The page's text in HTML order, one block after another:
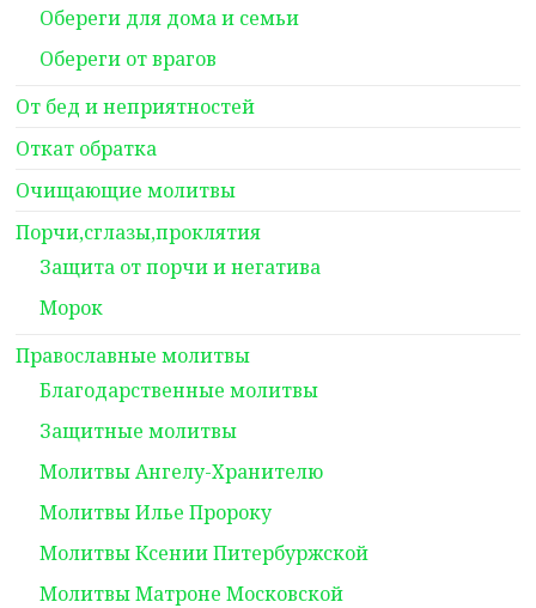
Обереги для дома и семьи
Обереги от врагов
От бед и неприятностей
Откат обратка
Очищающие молитвы
Порчи,сглазы,проклятия
Защита от порчи и негатива
Морок
Православные молитвы
Благодарственные молитвы
Защитные молитвы
Молитвы Ангелу-Хранителю
Молитвы Илье Пророку
Молитвы Ксении Питербуржской
Молитвы Матроне Московской